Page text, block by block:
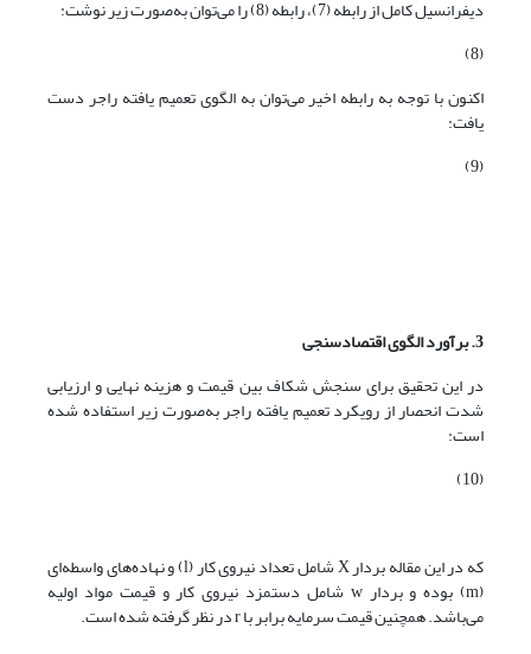
دیفرانسیل کامل از رابطه (7)، رابطه (8) را می‌توان به‌صورت زیر نوشت:
(8)
اکنون با توجه به رابطه اخیر می‌توان به الگوی تعمیم یافته راجر دست
یافت:
(9)
3. برآورد الگوی اقتصادسنجی
در این تحقیق برای سنجش شکاف بین قیمت و هزینه نهایی و ارزیابی
شدت انحصار از رویکرد تعمیم یافته راجر به‌صورت زیر استفاده شده
است:
(10)
که در این مقاله بردار X شامل تعداد نیروی کار (l) و نهاده‌های واسطه‌ای
(m) بوده و بردار w شامل دستمزد نیروی کار و قیمت مواد اولیه
می‌باشد. همچنین قیمت سرمایه برابر با r در نظر گرفته شده است.